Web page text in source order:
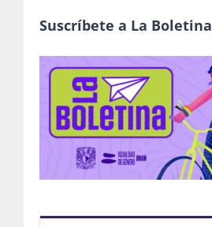
Suscríbete a La Boletina